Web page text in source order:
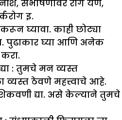
संभाषणावर राग येणे,
इ.
घ्यावा. काही छोट्या
पुढाकार घ्या आणि अनेक
: तुमचे मन व्यस्त
व्यस्त ठेवणे महत्त्वाचे आहे.
द्या. असे केल्याने तुमचे